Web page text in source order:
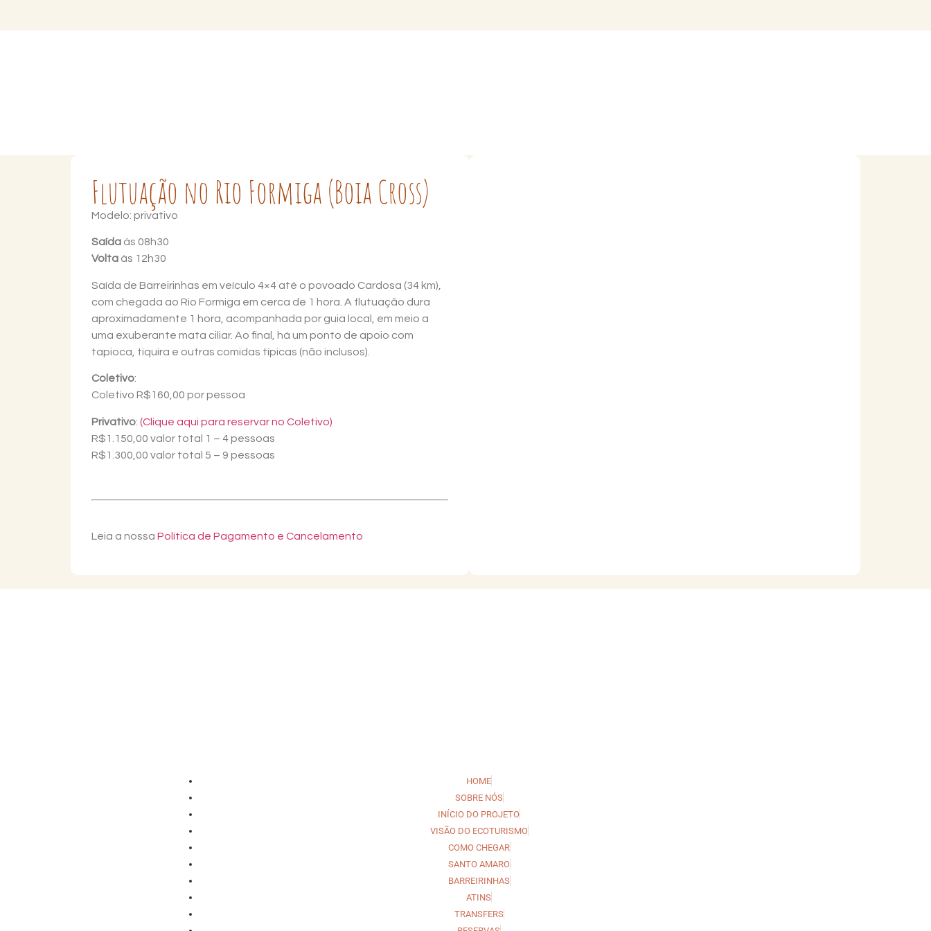
Flutuação no Rio Formiga (Boia Cross)
Modelo: privativo
Saída às 08h30
Volta às 12h30
Saída de Barreirinhas em veículo 4×4 até o povoado Cardosa (34 km),
com chegada ao Rio Formiga em cerca de 1 hora. A flutuação dura
aproximadamente 1 hora, acompanhada por guia local, em meio a
uma exuberante mata ciliar. Ao final, há um ponto de apoio com
tapioca, tiquira e outras comidas típicas (não inclusos).
Coletivo:
Coletivo R$160,00 por pessoa
Privativo: (Clique aqui para reservar no Coletivo)
R$1.150,00 valor total 1 – 4 pessoas
R$1.300,00 valor total 5 – 9 pessoas
Leia a nossa Política de Pagamento e Cancelamento
HOME
SOBRE NÓS
INÍCIO DO PROJETO
VISÃO DO ECOTURISMO
COMO CHEGAR
SANTO AMARO
BARREIRINHAS
ATINS
TRANSFERS